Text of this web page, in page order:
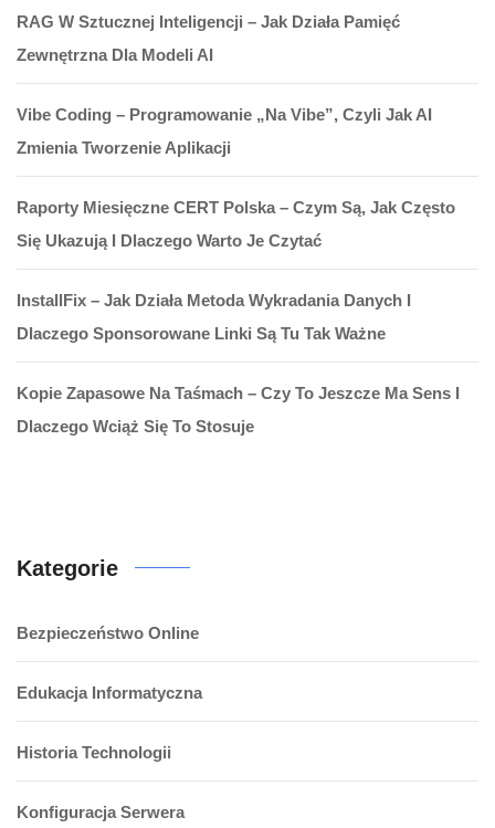
RAG W Sztucznej Inteligencji – Jak Działa Pamięć
Zewnętrzna Dla Modeli AI
Vibe Coding – Programowanie „na Vibe”, Czyli Jak AI
Zmienia Tworzenie Aplikacji
Raporty Miesięczne CERT Polska – Czym Są, Jak Często
Się Ukazują I Dlaczego Warto Je Czytać
InstallFix – Jak Działa Metoda Wykradania Danych I
Dlaczego Sponsorowane Linki Są Tu Tak Ważne
Kopie Zapasowe Na Taśmach – Czy To Jeszcze Ma Sens I
Dlaczego Wciąż Się To Stosuje
Kategorie
Bezpieczeństwo Online
Edukacja Informatyczna
Historia Technologii
Konfiguracja Serwera